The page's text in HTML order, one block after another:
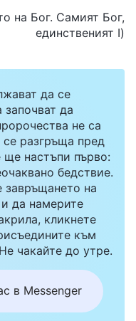
на Бог. Самият Бог,
единственият I)
да се
започват да
не са
се разгръща пред
ще настъпи първо:
бедствие.
на
да намерите
кликнете
към
чакайте до утре.
в Messenger